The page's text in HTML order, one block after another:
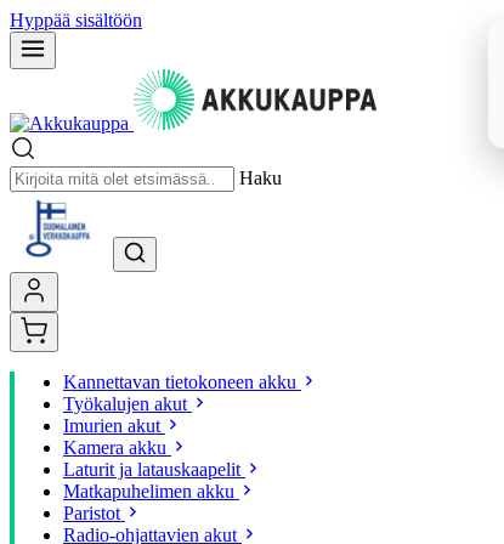
Hyppää sisältöön
Haku
Kannettavan tietokoneen akku
Työkalujen akut
Imurien akut
Kamera akku
Laturit ja latauskaapelit
Matkapuhelimen akku
Paristot
Radio-ohjattavien akut